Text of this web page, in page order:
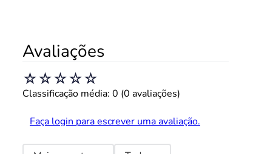
Avaliações
☆☆☆☆☆
Classificação média: 0 (0 avaliações)
Faça login para escrever uma avaliação.